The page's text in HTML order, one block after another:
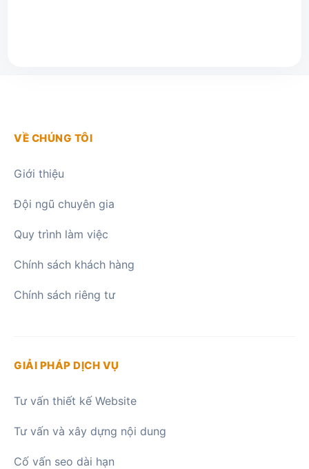
VỀ CHÚNG TÔI
Giới thiệu
Đội ngũ chuyên gia
Quy trình làm việc
Chính sách khách hàng
Chính sách riêng tư
GIẢI PHÁP DỊCH VỤ
Tư vấn thiết kế Website
Tư vấn và xây dựng nội dung
Cố vấn seo dài hạn